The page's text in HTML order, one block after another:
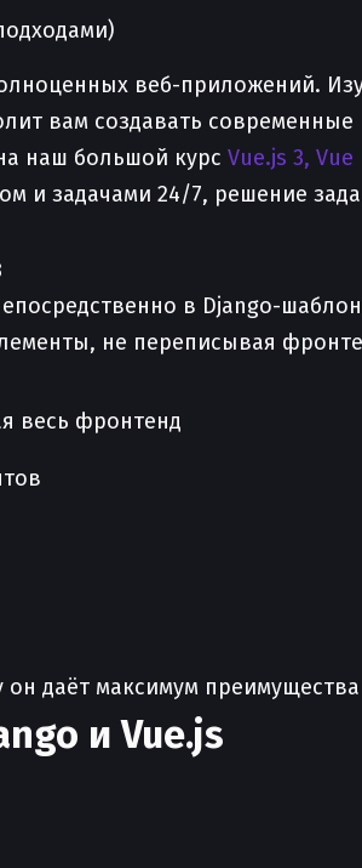
веб-приложений.
вам создавать
наш большой курс Vue.js 3,
и задачами 24/7, решение
в Django-
не переписывая
весь фронтенд
он даёт максимум
и Vue.js